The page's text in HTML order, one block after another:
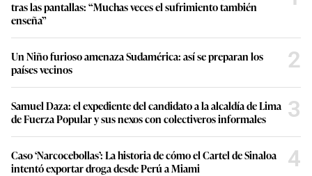
tras las pantallas: “Muchas veces el sufrimiento también
enseña”
Un Niño furioso amenaza Sudamérica: así se preparan los
países vecinos
2
Samuel Daza: el expediente del candidato a la alcaldía de Lima
de Fuerza Popular y sus nexos con colectiveros informales
3
Caso ‘Narcocebollas’: La historia de cómo el Cartel de Sinaloa
intentó exportar droga desde Perú a Miami
4